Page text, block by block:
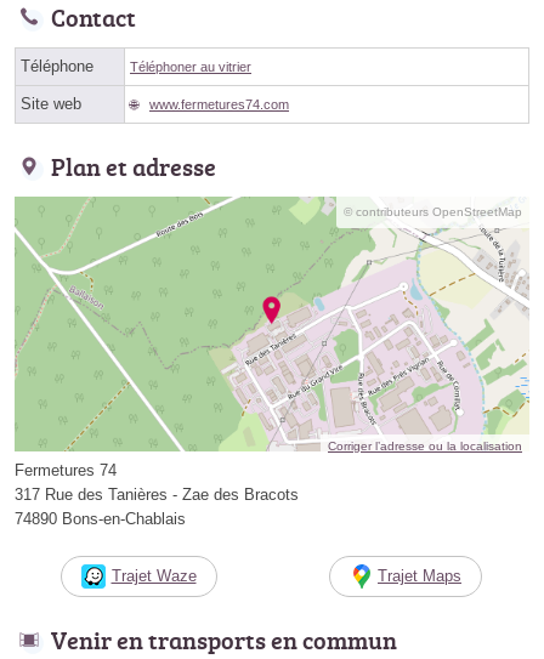
Contact
Téléphone Téléphoner au vitrier
Site web www.fermetures74.com
Plan et adresse
© contributeurs OpenStreetMap
Corriger l’adresse ou la localisation
Fermetures 74
317 Rue des Tanières - Zae des Bracots
74890 Bons-en-Chablais
Trajet Waze Trajet Maps
Venir en transports en commun